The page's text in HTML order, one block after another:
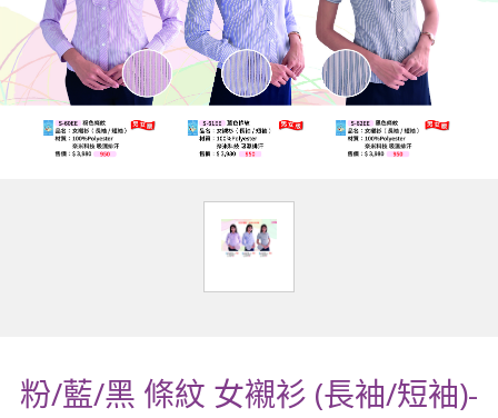
粉/藍/黑 條紋 女襯衫 (長袖/短袖)-